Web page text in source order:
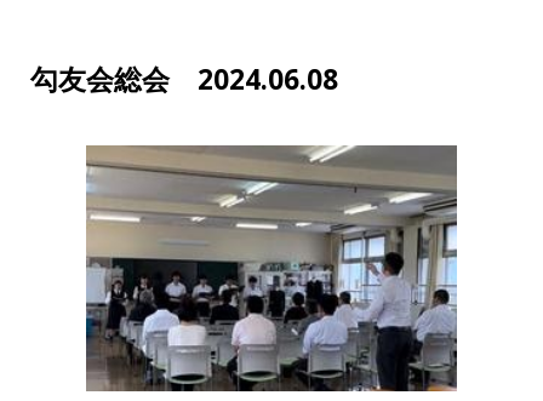
勾友会総会 2024.06.08